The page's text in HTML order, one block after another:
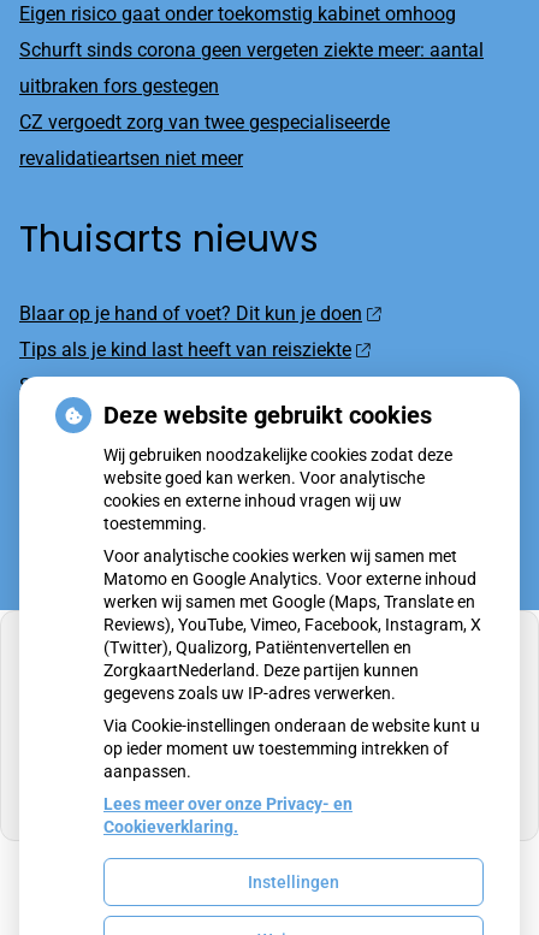
Eigen risico gaat onder toekomstig kabinet omhoog
Schurft sinds corona geen vergeten ziekte meer: aantal
uitbraken fors gestegen
CZ vergoedt zorg van twee gespecialiseerde
revalidatieartsen niet meer
Thuisarts nieuws
Blaar op je hand of voet? Dit kun je doen
Tips als je kind last heeft van reisziekte
Sterke zon op je huid: let op
Denk je na over een borstvergroting?
Twijfel over gender? Hier vind je hulp
U heeft geen toestemming gegeven voor
externe inhoud die nodig is om dit te zien.
Cookie-instellingen wijzigen
Uw Zorg Online
Deze website gebruikt cookies
Wij gebruiken noodzakelijke cookies zodat deze
website goed kan werken. Voor analytische
cookies en externe inhoud vragen wij uw
toestemming.
Voor analytische cookies werken wij samen met
Matomo en Google Analytics. Voor externe inhoud
werken wij samen met Google (Maps, Translate en
Reviews), YouTube, Vimeo, Facebook, Instagram, X
(Twitter), Qualizorg, Patiëntenvertellen en
ZorgkaartNederland. Deze partijen kunnen
gegevens zoals uw IP-adres verwerken.
Via Cookie-instellingen onderaan de website kunt u
op ieder moment uw toestemming intrekken of
aanpassen.
Lees meer over onze Privacy- en
Cookieverklaring.
Instellingen